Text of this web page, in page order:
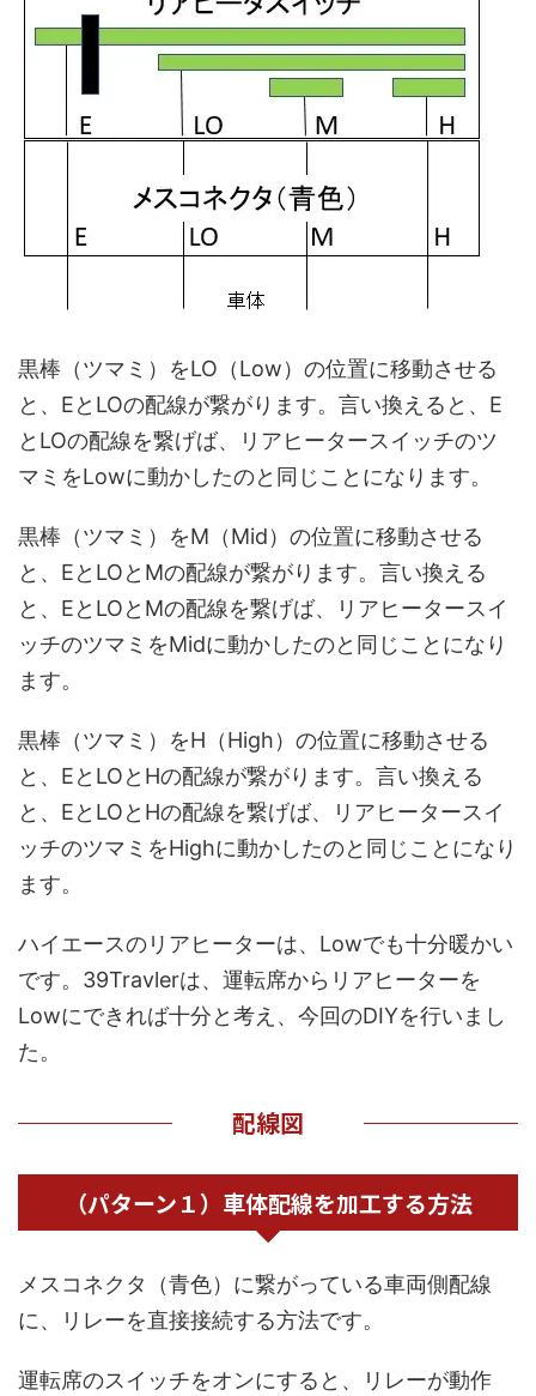
黒棒（ツマミ）をLO（Low）の位置に移動させる
と、EとLOの配線が繋がります。言い換えると、E
とLOの配線を繋げば、リアヒータースイッチのツ
マミをLowに動かしたのと同じことになります。
黒棒（ツマミ）をM（Mid）の位置に移動させる
と、EとLOとMの配線が繋がります。言い換える
と、EとLOとMの配線を繋げば、リアヒータースイ
ッチのツマミをMidに動かしたのと同じことになり
ます。
黒棒（ツマミ）をH（High）の位置に移動させる
と、EとLOとHの配線が繋がります。言い換える
と、EとLOとHの配線を繋げば、リアヒータースイ
ッチのツマミをHighに動かしたのと同じことになり
ます。
ハイエースのリアヒーターは、Lowでも十分暖かい
です。39Travlerは、運転席からリアヒーターを
Lowにできれば十分と考え、今回のDIYを行いまし
た。
配線図
（パターン１）車体配線を加工する方法
メスコネクタ（青色）に繋がっている車両側配線
に、リレーを直接接続する方法です。
運転席のスイッチをオンにすると、リレーが動作